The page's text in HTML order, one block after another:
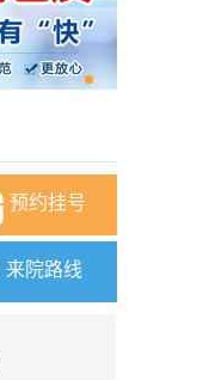
预约挂号
来院路线